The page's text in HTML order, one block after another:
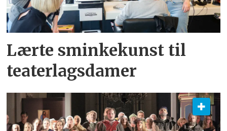
Lærte sminkekunst til
teaterlagsdamer